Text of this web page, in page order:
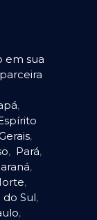
em sua
,
,
, Pará,
,
,
do Sul,
,